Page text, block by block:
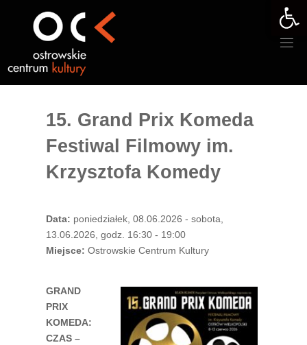
15. Grand Prix Komeda
Festiwal Filmowy im.
Krzysztofa Komedy
Data: poniedziałek, 08.06.2026 - sobota,
13.06.2026, godz. 16:30 - 19:00
Miejsce: Ostrowskie Centrum Kultury
GRAND
PRIX
KOMEDA:
CZAS –